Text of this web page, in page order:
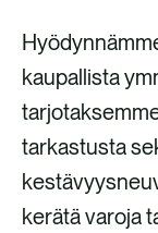
kaupallista
tarkastusta
kerätä varoja